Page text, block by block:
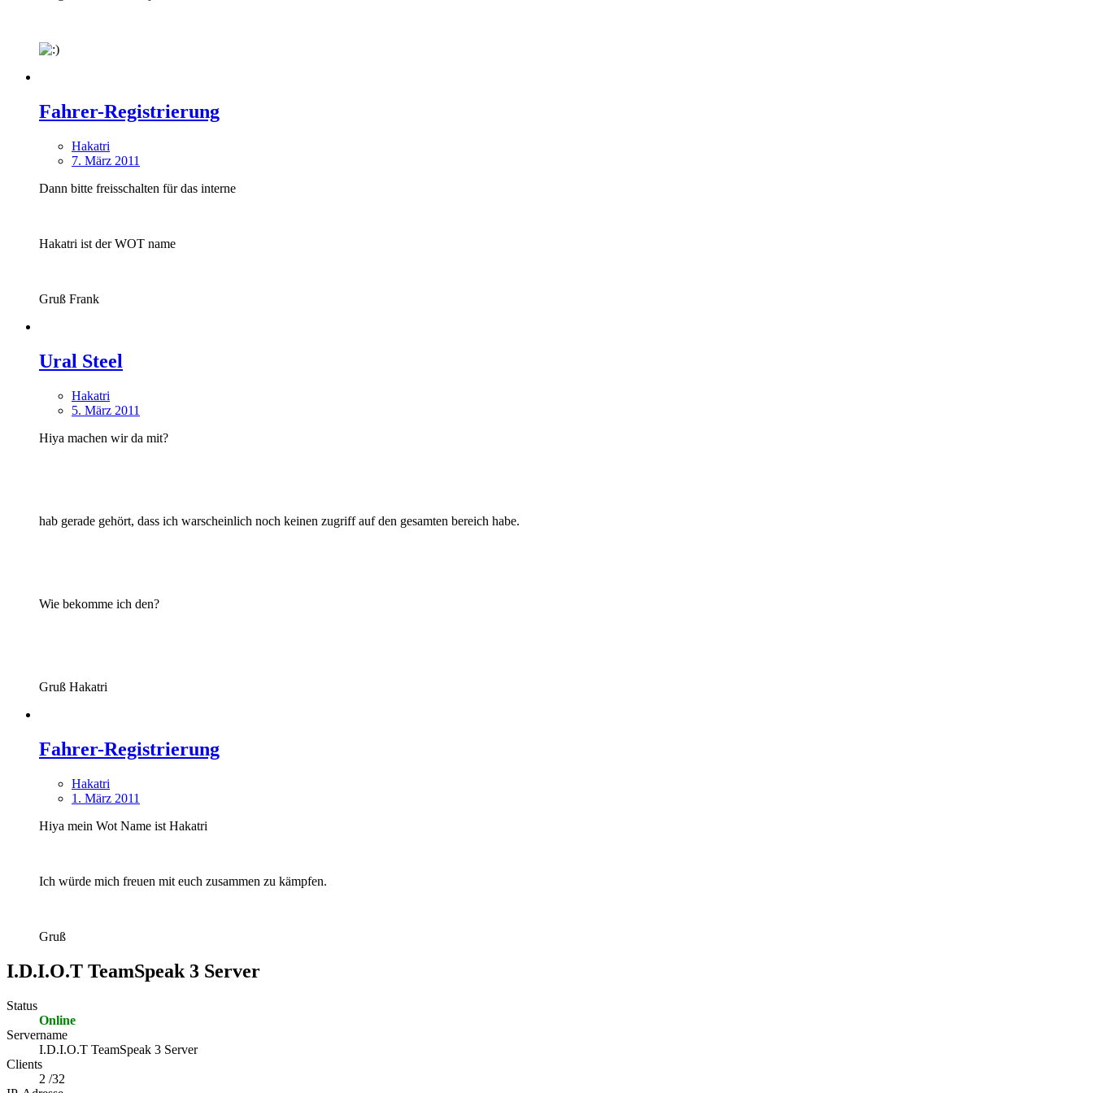
Fahrer-Registrierung
Hakatri
7. März 2011
Dann bitte freisschalten für das interne
Hakatri ist der WOT name
Gruß Frank
Ural Steel
Hakatri
5. März 2011
Hiya machen wir da mit?
hab gerade gehört, dass ich warscheinlich noch keinen zugriff auf den gesamten bereich habe.
Wie bekomme ich den?
Gruß Hakatri
Fahrer-Registrierung
Hakatri
1. März 2011
Hiya mein Wot Name ist Hakatri
Ich würde mich freuen mit euch zusammen zu kämpfen.
Gruß
I.D.I.O.T TeamSpeak 3 Server
Status
Online
Servername
I.D.I.O.T TeamSpeak 3 Server
Clients
2 /32